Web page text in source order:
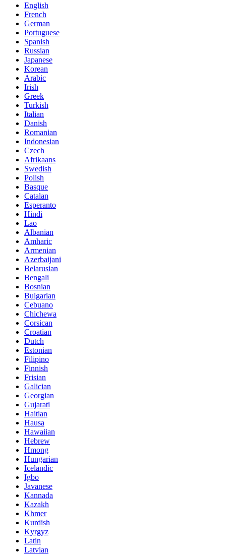
English
French
German
Portuguese
Spanish
Russian
Japanese
Korean
Arabic
Irish
Greek
Turkish
Italian
Danish
Romanian
Indonesian
Czech
Afrikaans
Swedish
Polish
Basque
Catalan
Esperanto
Hindi
Lao
Albanian
Amharic
Armenian
Azerbaijani
Belarusian
Bengali
Bosnian
Bulgarian
Cebuano
Chichewa
Corsican
Croatian
Dutch
Estonian
Filipino
Finnish
Frisian
Galician
Georgian
Gujarati
Haitian
Hausa
Hawaiian
Hebrew
Hmong
Hungarian
Icelandic
Igbo
Javanese
Kannada
Kazakh
Khmer
Kurdish
Kyrgyz
Latin
Latvian